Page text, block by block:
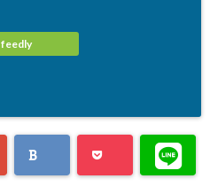
feedly